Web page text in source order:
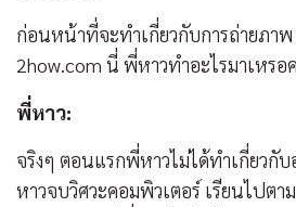
ก่อนหน้าที่จะทำเกี่ยวกับการถ่ายภา
2how.com นี่ พี่หาวทำอะไรมาเหรอ
พี่หาว:
จริงๆ ตอนแรกพี่หาวไม่ได้ทำเกี่ยวกั
หาวจบวิศวะคอมพิวเตอร์ เรียนไปต